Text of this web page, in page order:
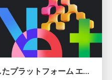
AIエージェントを前提としたプラットフォーム エンジニアリング：GKEで作るAgent-Ready Golden Path